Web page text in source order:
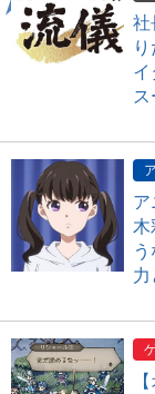
社
イ
ス
ア
木
力